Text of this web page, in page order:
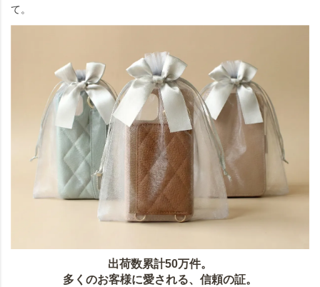
て。
出荷数累計50万件。
多くのお客様に愛される、信頼の証。